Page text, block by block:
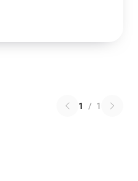
1 / 1